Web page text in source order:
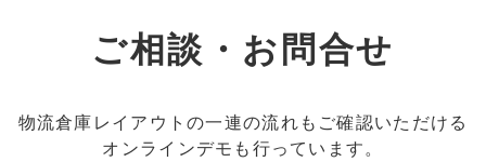
ご相談・お問合せ
物流倉庫レイアウトの一連の流れもご確認いただける
オンラインデモも行っています。